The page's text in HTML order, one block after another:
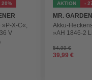
20%
»P-X-C«,
V
AKTION -
MR.
Akku-
»AH 1846-2
54,99 €
39,99 €